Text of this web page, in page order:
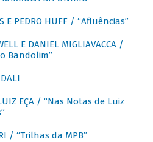
E PEDRO HUFF / “Afluências”
E DANIEL MIGLIAVACCA /
Bandolim”
EÇA / “Nas Notas de Luiz
/ “Trilhas da MPB”